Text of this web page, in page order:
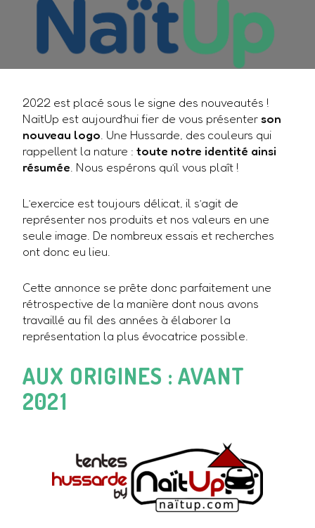
2022 est placé sous le signe des nouveautés !
NaïtUp est aujourd’hui fier de vous présenterson
nouveau logo. Une Hussarde, des couleurs qui
rappellent la nature : toute notre identité ainsi
résumée. Nous espérons qu’il vous plaît !
L’exercice est toujours délicat, il s’agit de
représenter nos produits et nos valeurs en une
seule image. De nombreux essais et recherches
ont donc eu lieu.
Cette annonce se prête donc parfaitement une
rétrospective de la manière dont nous avons
travaillé au fil des années à élaborer la
représentation la plus évocatrice possible.
AUX ORIGINES : AVANT
2021